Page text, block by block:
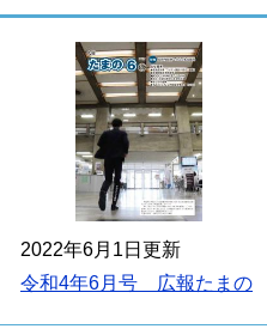
2022年6月1日更新
令和4年6月号 広報たまの